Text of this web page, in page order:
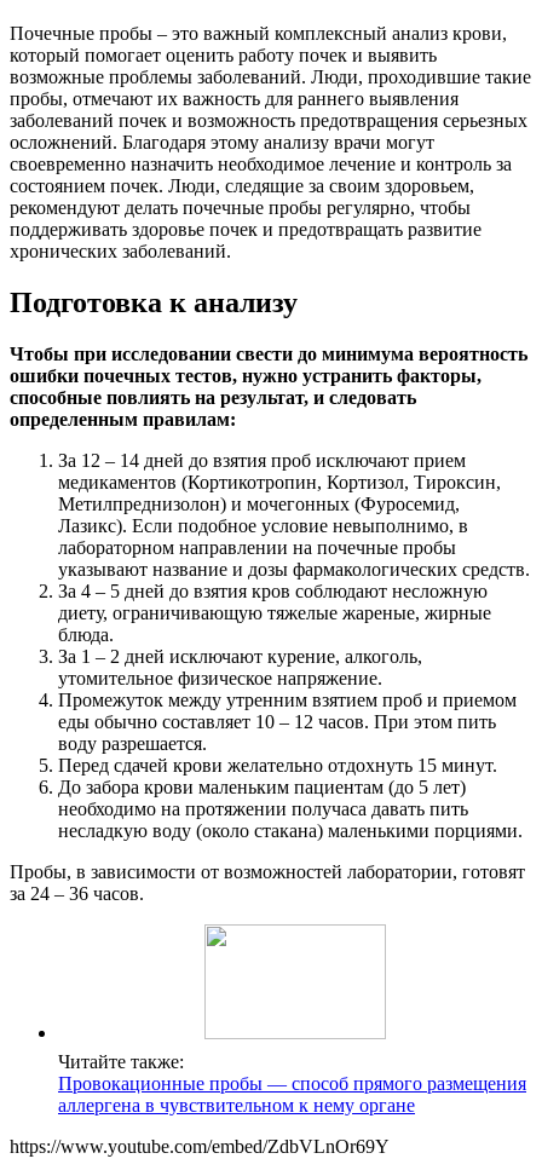
Почечные пробы – это важный комплексный анализ крови,
который помогает оценить работу почек и выявить
возможные проблемы заболеваний. Люди, проходившие такие
пробы, отмечают их важность для раннего выявления
заболеваний почек и возможность предотвращения серьезных
осложнений. Благодаря этому анализу врачи могут
своевременно назначить необходимое лечение и контроль за
состоянием почек. Люди, следящие за своим здоровьем,
рекомендуют делать почечные пробы регулярно, чтобы
поддерживать здоровье почек и предотвращать развитие
хронических заболеваний.
Подготовка к анализу
Чтобы при исследовании свести до минимума вероятность
ошибки почечных тестов, нужно устранить факторы,
способные повлиять на результат, и следовать
определенным правилам:
За 12 – 14 дней до взятия проб исключают прием
медикаментов (Кортикотропин, Кортизол, Тироксин,
Метилпреднизолон) и мочегонных (Фуросемид,
Лазикс). Если подобное условие невыполнимо, в
лабораторном направлении на почечные пробы
указывают название и дозы фармакологических средств.
За 4 – 5 дней до взятия кров соблюдают несложную
диету, ограничивающую тяжелые жареные, жирные
блюда.
За 1 – 2 дней исключают курение, алкоголь,
утомительное физическое напряжение.
Промежуток между утренним взятием проб и приемом
еды обычно составляет 10 – 12 часов. При этом пить
воду разрешается.
Перед сдачей крови желательно отдохнуть 15 минут.
До забора крови маленьким пациентам (до 5 лет)
необходимо на протяжении получаса давать пить
несладкую воду (около стакана) маленькими порциями.
Пробы, в зависимости от возможностей лаборатории, готовят
за 24 – 36 часов.
Читайте также:
Провокационные пробы — способ прямого размещения
аллергена в чувствительном к нему органе
https://www.youtube.com/embed/ZdbVLnOr69Y